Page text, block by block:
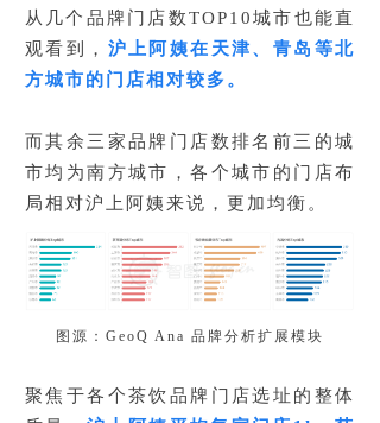
从几个品牌门店数TOP10城市也能直
观看到， 沪上阿姨在天津、青岛等北
方城市的门店相对较多。
而其余三家品牌门店数排名前三的城
市均为南方城市，各个城市的门店布
局相对沪上阿姨来说，更加均衡。
图源：GeoQ Ana 品牌分析扩展模块
聚焦于各个茶饮品牌门店选址的整体